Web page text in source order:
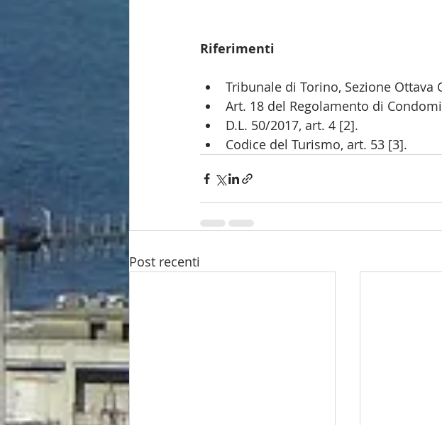
Riferimenti
Tribunale di Torino, Sezione Ottava
Art. 18 del Regolamento di
D.L. 50/2017, art. 4 [2].
Codice del Turismo, art. 53 [3].
Post recenti